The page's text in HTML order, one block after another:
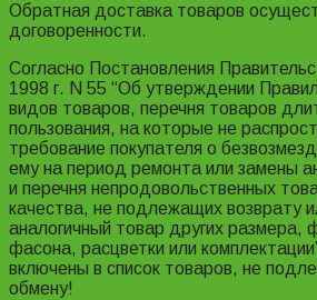
Обратная доставка товаров
договоренности.
Согласно Постановления
1998 г. N 55 “Об утверждении
видов товаров, перечня товаров
пользования, на которые не
требование покупателя о
ему на период ремонта или замены
и перечня непродовольственных
качества, не подлежащих возврату
аналогичный товар других размера,
фасона, расцветки или
включены в список товаров, не
обмену!